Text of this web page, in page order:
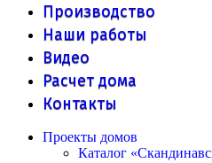
Производство
Наши работы
Видео
Расчет дома
Контакты
Проекты домов
Каталог